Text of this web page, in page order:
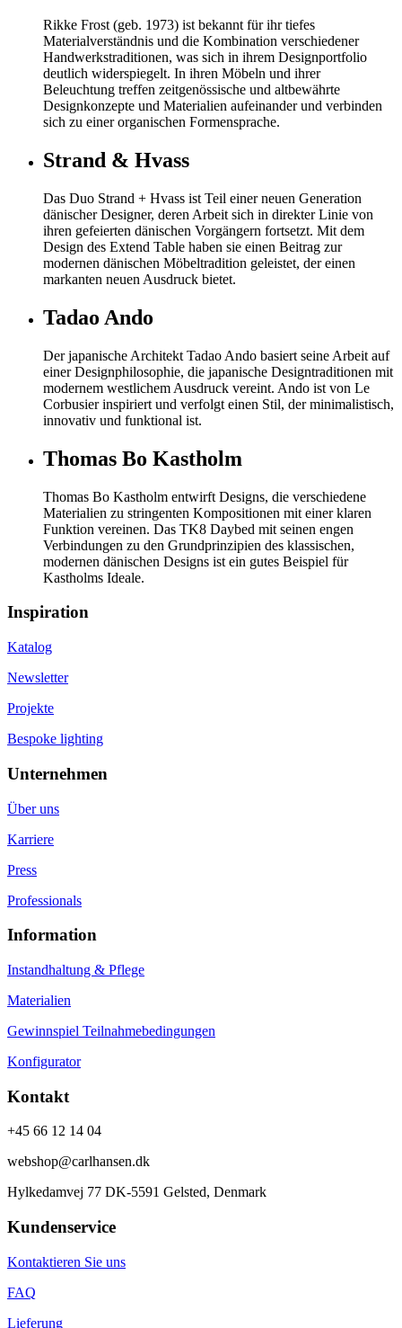
Rikke Frost (geb. 1973) ist bekannt für ihr tiefes
Materialverständnis und die Kombination verschiedener
Handwerkstraditionen, was sich in ihrem Designportfolio
deutlich widerspiegelt. In ihren Möbeln und ihrer
Beleuchtung treffen zeitgenössische und altbewährte
Designkonzepte und Materialien aufeinander und verbinden
sich zu einer organischen Formensprache.
Strand & Hvass
Das Duo Strand + Hvass ist Teil einer neuen Generation
dänischer Designer, deren Arbeit sich in direkter Linie von
ihren gefeierten dänischen Vorgängern fortsetzt. Mit dem
Design des Extend Table haben sie einen Beitrag zur
modernen dänischen Möbeltradition geleistet, der einen
markanten neuen Ausdruck bietet.
Tadao Ando
Der japanische Architekt Tadao Ando basiert seine Arbeit auf
einer Designphilosophie, die japanische Designtraditionen mit
modernem westlichem Ausdruck vereint. Ando ist von Le
Corbusier inspiriert und verfolgt einen Stil, der minimalistisch,
innovativ und funktional ist.
Thomas Bo Kastholm
Thomas Bo Kastholm entwirft Designs, die verschiedene
Materialien zu stringenten Kompositionen mit einer klaren
Funktion vereinen. Das TK8 Daybed mit seinen engen
Verbindungen zu den Grundprinzipien des klassischen,
modernen dänischen Designs ist ein gutes Beispiel für
Kastholms Ideale.
Inspiration
Katalog
Newsletter
Projekte
Bespoke lighting
Unternehmen
Über uns
Karriere
Press
Professionals
Information
Instandhaltung & Pflege
Materialien
Gewinnspiel Teilnahmebedingungen
Konfigurator
Kontakt
+45 66 12 14 04
webshop@carlhansen.dk
Hylkedamvej 77 DK-5591 Gelsted, Denmark
Kundenservice
Kontaktieren Sie uns
FAQ
Lieferung